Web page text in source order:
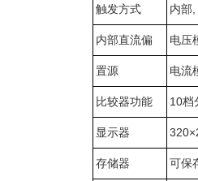
触发方式 内部
内部直流偏 电压
置源 电流
比较器功能 10档
显示器
存储器 可保